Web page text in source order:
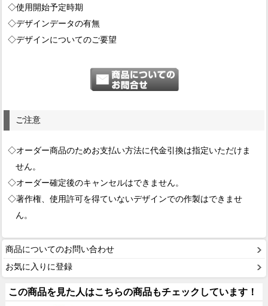
◇使用開始予定時期
◇デザインデータの有無
◇デザインについてのご要望
ご注意
◇オーダー商品のためお支払い方法に代金引換は指定いただけま
せん。
◇オーダー確定後のキャンセルはできません。
◇著作権、使用許可を得ていないデザインでの作製はできませ
ん。
商品についてのお問い合わせ
お気に入りに登録
この商品を見た人はこちらの商品もチェックしています！